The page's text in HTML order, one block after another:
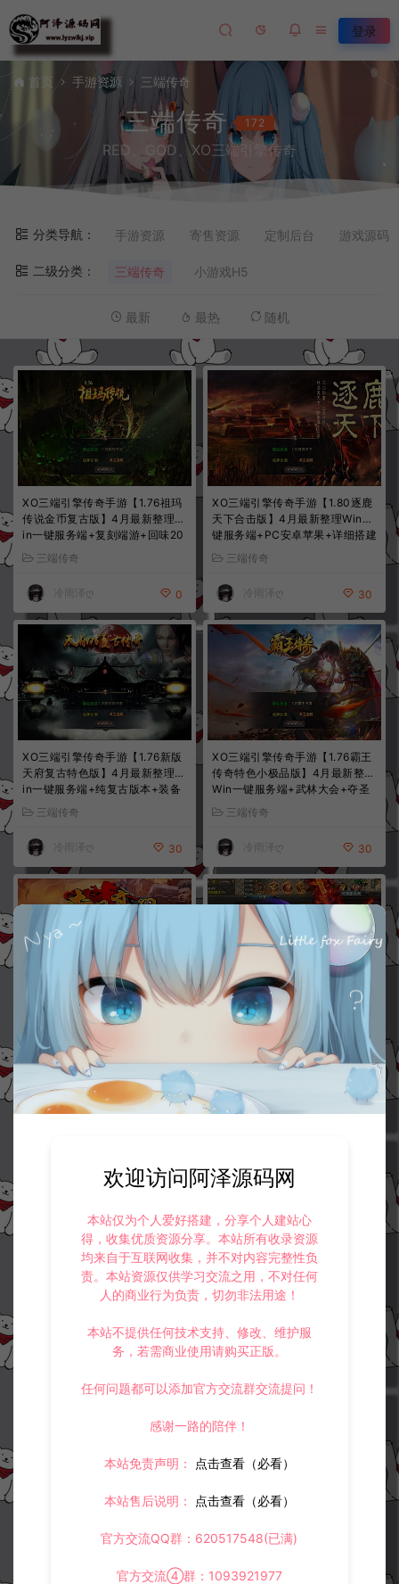
登录
首页 手游资源 三端传奇
三端传奇 172
RED、GOD、XO三端引擎传奇
分类导航： 手游资源 寄售资源 定制后台 游戏源码
二级分类： 三端传奇 小游戏H5
最新 最热 随机
XO三端引擎传奇手游【1.76祖玛
传说金币复古版】4月最新整理W
in一键服务端+复刻端游+回味20
02+PC安卓苹果+详细搭建教程
+视频教程
三端传奇
冷雨泽ღ 0
XO三端引擎传奇手游【1.80逐鹿
天下合击版】4月最新整理Win一
键服务端+PC安卓苹果+详细搭建
教程+视频教程
三端传奇
冷雨泽ღ 30
XO三端引擎传奇手游【1.76新版
天府复古特色版】4月最新整理W
in一键服务端+纯复古版本+装备
全爆+PC安卓苹果+详细搭建教程
+视频教程
三端传奇
冷雨泽ღ 30
XO三端引擎传奇手游【1.76霸王
传奇特色小极品版】4月最新整理
Win一键服务端+武林大会+夺圣
火令+BOSS领域+PC安卓苹果
+详细搭建教程+视频教程
三端传奇
冷雨泽ღ 30
XO三端引擎传奇手游【1.76赤月
豪门特色小极品版】4月最新整理
Win一键服务端+蛮荒圣地+远古
长廊+神秘庄园+PC安卓苹果+详
细搭建教程+视频教程
三端传奇
冷雨泽ღ 30
XO三端引擎传奇手游【XO美杜
莎传奇六大陆第三季】11月最新
整理Win一键服务端+安卓苹果双
端+详细搭建教程+视频教程
三端传奇
冷雨泽ღ 30
XO三端引擎传奇手游【铁血沉默
三职业五大陆】10月最新整理Wi
n一键服务端+安卓苹果双端+详
30
RED三端引擎传奇手游【180三
职业战神复古】1月最新整理Win
一键服务端+假人配置器+PC配置
冷雨泽ღ
复古传奇】4月最新整理Win一键
职业完整修复版】5月最新整理Wi
细搭建教程+视频教程
三端传奇
欢迎访问阿泽源码网
本站仅为个人爱好搭建，分享个人建站心
得，收集优质资源分享。本站所有收录资源
均来自于互联网收集，并不对内容完整性负
责。本站资源仅供学习交流之用，不对任何
人的商业行为负责，切勿非法用途！
本站不提供任何技术支持、修改、维护服
务，若需商业使用请购买正版。
任何问题都可以添加官方交流群交流提问！
感谢一路的陪伴！
本站免责声明： 点击查看（必看）
本站售后说明： 点击查看（必看）
官方交流QQ群：620517548(已满)
官方交流④群：1093921977